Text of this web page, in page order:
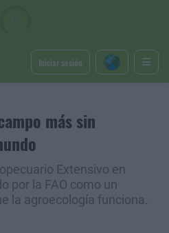
Iniciar sesión
más sin
Extensivo en
por la FAO como un
la agroecología funciona.